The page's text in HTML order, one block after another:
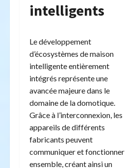
intelligents
Le développement
d’écosystèmes de maison
intelligente entièrement
intégrés représente une
avancée majeure dans le
domaine de la domotique.
Grâce à l’interconnexion, les
appareils de différents
fabricants peuvent
communiquer et fonctionner
ensemble, créant ainsi un